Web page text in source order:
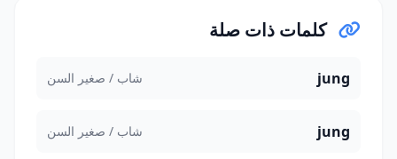
كلمات ذات صلة
jung شاب / صغير السن
jung شاب / صغير السن